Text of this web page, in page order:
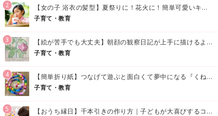
2 【女の子 浴衣の髪型】夏祭りに！花火に！簡単可愛いキッズの浴衣ヘアアレンジまとめ
子育て・教育
3 【絵が苦手でも大丈夫】朝顔の観察日記が上手に描けるようになる方法｜イラスト付き
子育て・教育
4 【簡単折り紙】つなげて遊ぶと面白くて夢中になる『くねくねへびさんの作り方』
子育て・教育
5 【おうち縁日】千本引きの作り方｜子どもが大喜びするコツやアイデア♪